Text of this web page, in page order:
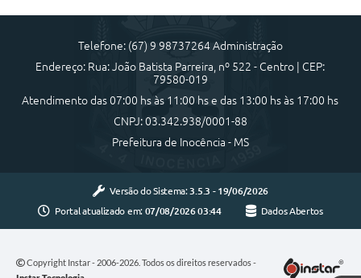
Telefone: (67) 9 98737264 Administração
Endereço: Rua: João Batista Parreira, nº 522 - Centro | CEP:
79580-019
Atendimento das 07:00 hs às 11:00 hs e das 13:00 hs às 17:00 hs
CNPJ: 03.342.938/0001-88
Prefeitura de Inocência - MS
Versão do Sistema: 3.5.3 - 19/06/2026
Portal atualizado em: 07/08/2026 03:44 Dados Abertos
Copyright Instar - 2006-2026. Todos os direitos reservados -